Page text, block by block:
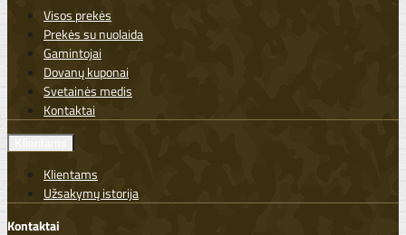
Visos prekės
Prekės su nuolaida
Gamintojai
Dovanų kuponai
Svetainės medis
Kontaktai
Klientams
Užsakymų istorija
Kontaktai